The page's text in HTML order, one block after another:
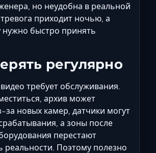
но неудобна в реальной
приходит ночью, а
нужно быстро принять
регулярно
требует обслуживания.
архив может
новых камер, датчики могут
а зоны после
перестают
реальности. Поэтому полезно